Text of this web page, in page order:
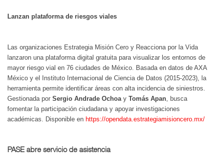
Lanzan plataforma de riesgos viales
Las organizaciones Estrategia Misión Cero y Reacciona por la Vida
lanzaron una plataforma digital gratuita para visualizar los entornos de
mayor riesgo vial en 76 ciudades de México. Basada en datos de AXA
México y el Instituto Internacional de Ciencia de Datos (2015-2023), la
herramienta permite identificar áreas con alta incidencia de siniestros.
Gestionada por Sergio Andrade Ochoa y Tomás Apan , busca
fomentar la participación ciudadana y apoyar investigaciones
académicas. Disponible en https://opendata.estrategiamisioncero.mx/
PASE abre servicio de asistencia